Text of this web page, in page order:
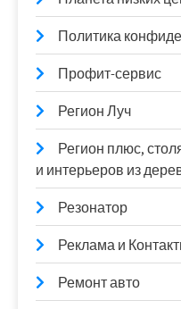
Политика
Профит-сервис
Регион Луч
Регион плюс,
и интерьеров из
Резонатор
Реклама и
Ремонт авто